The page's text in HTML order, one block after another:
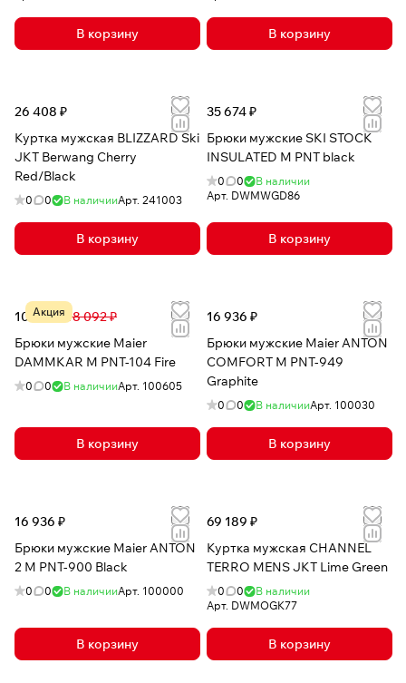
В корзину В корзину
26 408 ₽
Куртка мужская BLIZZARD Ski
JKT Berwang Cherry
Red/Black
0 0 В наличииАрт. 241003
В корзину
35 674 ₽
Брюки мужские SKI STOCK
INSULATED M PNT black
0 0
В наличии
Арт. DWMWGD86
В корзину
Акция
10 648 ₽ 18 092 ₽
Брюки мужские Maier
DAMMKAR M PNT-104 Fire
0 0 В наличииАрт. 100605
В корзину
16 936 ₽
Брюки мужские Maier ANTON
COMFORT M PNT-949
Graphite
0 0 В наличииАрт. 100030
В корзину
16 936 ₽
Брюки мужские Maier ANTON
2 M PNT-900 Black
0 0 В наличииАрт. 100000
В корзину
69 189 ₽
Куртка мужская CHANNEL
TERRO MENS JKT Lime Green
0 0
В наличии
Арт. DWMOGK77
В корзину